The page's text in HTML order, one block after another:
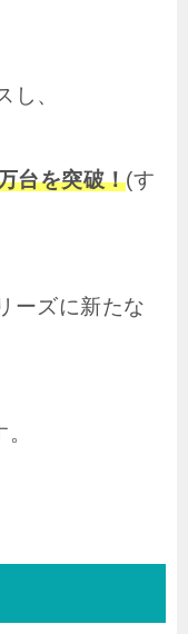
し、
台を突破！(す
ーズに新たな